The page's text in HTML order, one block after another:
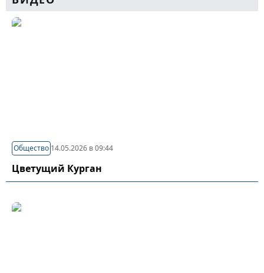
Общество 14.05.2026 в 09:44
Цветущий Курган